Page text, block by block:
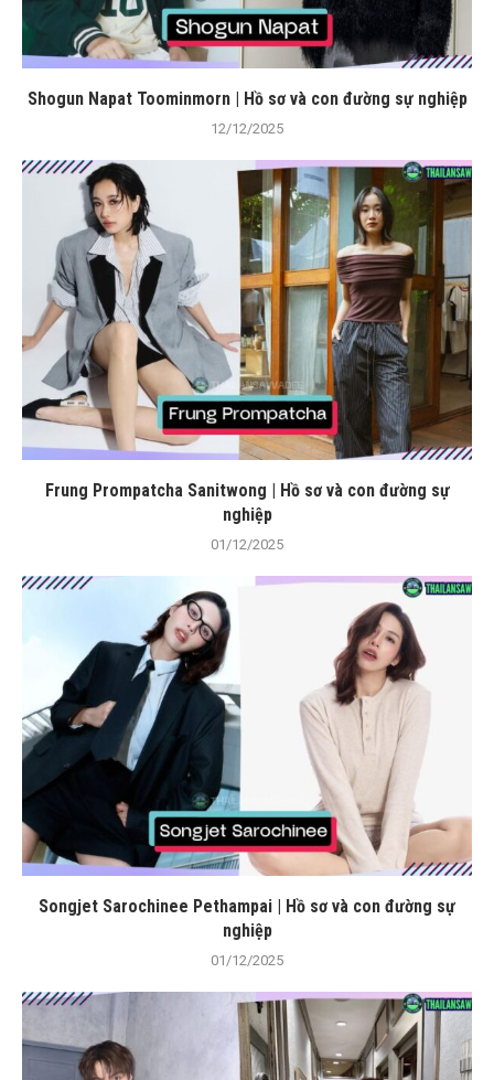
Shogun Napat Toominmorn | Hồ sơ và con đường sự nghiệp
12/12/2025
Frung Prompatcha Sanitwong | Hồ sơ và con đường sự
nghiệp
01/12/2025
Songjet Sarochinee Pethampai | Hồ sơ và con đường sự
nghiệp
01/12/2025